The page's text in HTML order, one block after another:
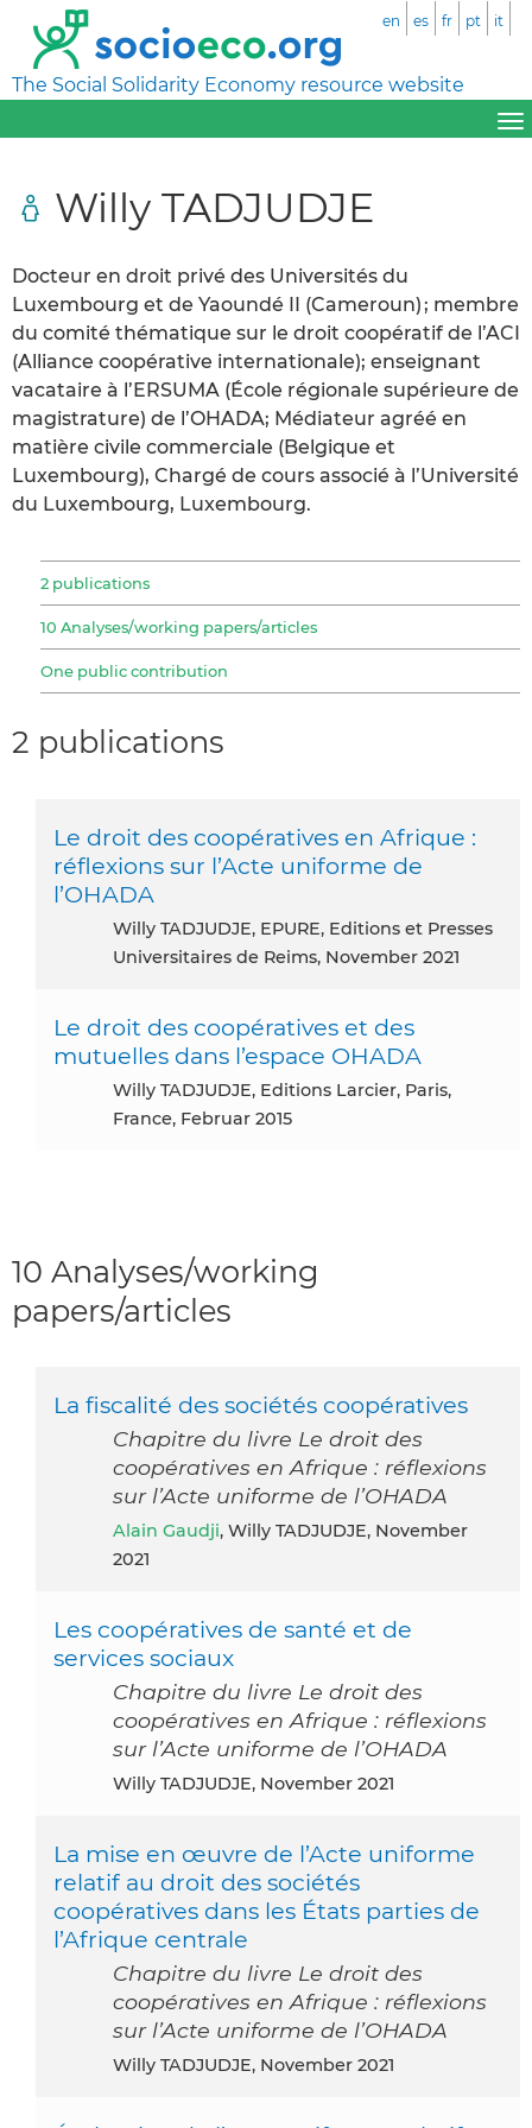
The Social Solidarity Economy resource website
en es fr pt it
Willy TADJUDJE
Docteur en droit privé des Universités du
Luxembourg et de Yaoundé II (Cameroun) ; membre
du comité thématique sur le droit coopératif de l’ACI
(Alliance coopérative internationale); enseignant
vacataire à l’ERSUMA (École régionale supérieure de
magistrature) de l’OHADA; Médiateur agréé en
matière civile commerciale (Belgique et
Luxembourg), Chargé de cours associé à l’Université
du Luxembourg, Luxembourg.
2 publications
10 Analyses/working papers/articles
One public contribution
2 publications
Le droit des coopératives en Afrique :
réflexions sur l’Acte uniforme de
l’OHADA
Willy TADJUDJE, EPURE, Editions et Presses
Universitaires de Reims, November 2021
Le droit des coopératives et des
mutuelles dans l’espace OHADA
Willy TADJUDJE, Editions Larcier, Paris,
France, Februar 2015
10 Analyses/working
papers/articles
La fiscalité des sociétés coopératives
Chapitre du livre Le droit des
coopératives en Afrique : réflexions
sur l’Acte uniforme de l’OHADA
Alain Gaudji, Willy TADJUDJE, November
2021
Les coopératives de santé et de
services sociaux
Chapitre du livre Le droit des
coopératives en Afrique : réflexions
sur l’Acte uniforme de l’OHADA
Willy TADJUDJE, November 2021
La mise en œuvre de l’Acte uniforme
relatif au droit des sociétés
coopératives dans les États parties de
l’Afrique centrale
Chapitre du livre Le droit des
coopératives en Afrique : réflexions
sur l’Acte uniforme de l’OHADA
Willy TADJUDJE, November 2021